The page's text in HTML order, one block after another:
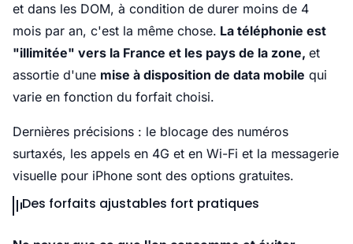
et dans les DOM, à condition de durer moins de 4
mois par an, c'est la même chose. La téléphonie est
"illimitée" vers la France et les pays de la zone, et
assortie d'une mise à disposition de data mobile qui
varie en fonction du forfait choisi.
Dernières précisions : le blocage des numéros
surtaxés, les appels en 4G et en Wi-Fi et la messagerie
visuelle pour iPhone sont des options gratuites.
Des forfaits ajustables fort pratiques